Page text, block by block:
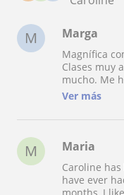
M Marga
Magnífica
Clases muy
mucho. Me
con clientes
Ver más
M Maria
Caroline
have ever